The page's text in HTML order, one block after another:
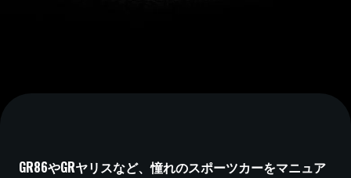
GR86やGRヤリスなど、憧れのスポーツカーをマニュア